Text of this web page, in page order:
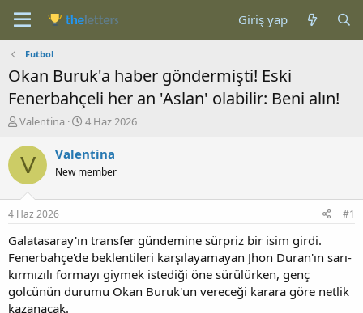
Giriş yap
Futbol
Okan Buruk'a haber göndermişti! Eski
Fenerbahçeli her an 'Aslan' olabilir: Beni alın!
K
n
b
u
u
b
a
l
a
t
a
Valentina
B
ş
a
ç
a
r
i
4 Haz 2026
V Valentina
New member
4 Haz 2026 #1
Galatasaray'ın transfer gündemine sürpriz bir isim girdi.
Fenerbahçe'de beklentileri karşılayamayan Jhon Duran'ın sarı-
kırmızılı formayı giymek istediği öne sürülürken, genç
golcünün durumu Okan Buruk'un vereceği karara göre netlik
kazanacak.